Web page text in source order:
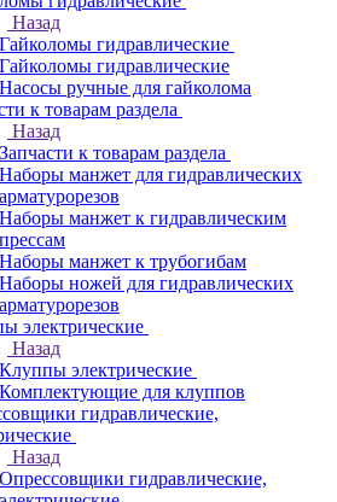
Назад
Гайколомы гидравлические
Гайколомы гидравлические
Насосы ручные для гайколома
к товарам раздела
Назад
Запчасти к товарам раздела
Наборы манжет для гидравлических
арматурорезов
Наборы манжет к гидравлическим
прессам
Наборы манжет к трубогибам
Наборы ножей для гидравлических
арматурорезов
электрические
Назад
Клуппы электрические
Комплектующие для клуппов
гидравлические,
Назад
Опрессовщики гидравлические,